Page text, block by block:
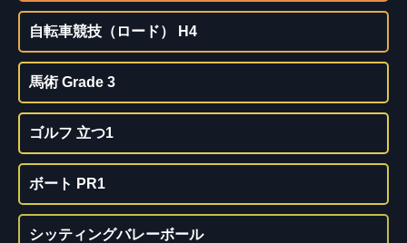
自転車競技（ロード） H4
馬術 Grade 3
ゴルフ 立つ1
ボート PR1
シッティングバレーボール